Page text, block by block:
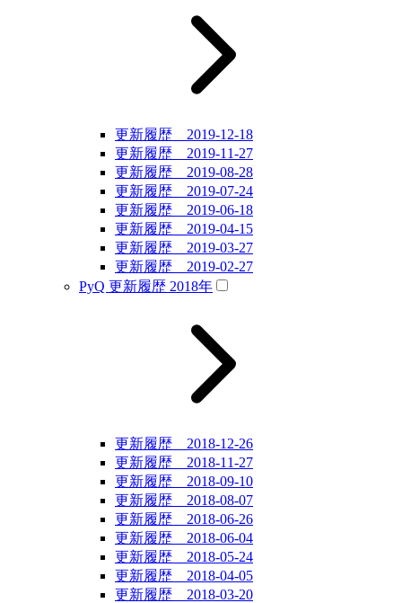
更新履歴 2019-12-18
更新履歴 2019-11-27
更新履歴 2019-08-28
更新履歴 2019-07-24
更新履歴 2019-06-18
更新履歴 2019-04-15
更新履歴 2019-03-27
更新履歴 2019-02-27
PyQ 更新履歴 2018年
更新履歴 2018-12-26
更新履歴 2018-11-27
更新履歴 2018-09-10
更新履歴 2018-08-07
更新履歴 2018-06-26
更新履歴 2018-06-04
更新履歴 2018-05-24
更新履歴 2018-04-05
更新履歴 2018-03-20